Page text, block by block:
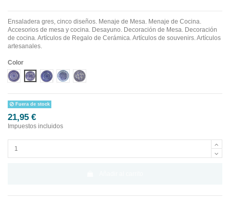
Ensaladera gres, cinco diseños. Menaje de Mesa. Menaje de Cocina.
Accesorios de mesa y cocina. Desayuno. Decoración de Mesa. Decoración
de cocina. Artículos de Regalo de Cerámica. Artículos de souvenirs. Artículos
artesanales.
Color
DISEÑO 1 CENEFA AZUL
DISEÑO 2 CENEFA AZUL
DISEÑO 3 CENEFA AZUL
DISEÑO 4 CENEFA AZUL
DISEÑO 5 CENEFA AZUL
Fuera de stock
21,95 €
Impuestos incluidos